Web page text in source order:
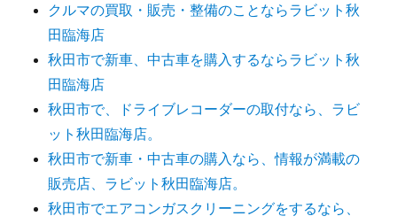
クルマの買取・販売・整備のことならラビット秋
田臨海店
秋田市で新車、中古車を購入するならラビット秋
田臨海店
秋田市で、ドライブレコーダーの取付なら、ラビ
ット秋田臨海店。
秋田市で新車・中古車の購入なら、情報が満載の
販売店、ラビット秋田臨海店。
秋田市でエアコンガスクリーニングをするなら、